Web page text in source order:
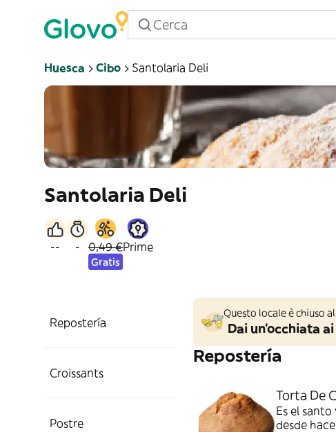
Huesca Cibo Santolaria Deli
Santolaria Deli
-- - 0,49 €
Gratis
Prime
Repostería
Croissants
Postre
Questo locale è chiuso
Dai un'occhiata
Repostería
Torta De
Es el
desde